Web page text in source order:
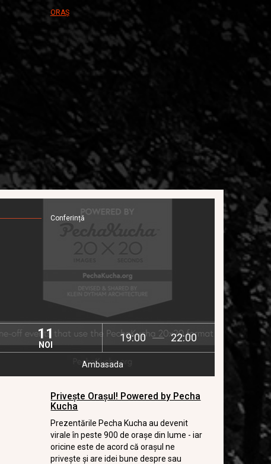
ORAȘ
Conferință
11
NOI
19:00 22:00
Ambasada
Privește Orașul! Powered by Pecha
Kucha
Prezentările Pecha Kucha au devenit
virale în peste 900 de orașe din lume - iar
oricine este de acord că orașul ne
privește și are idei bune despre sau